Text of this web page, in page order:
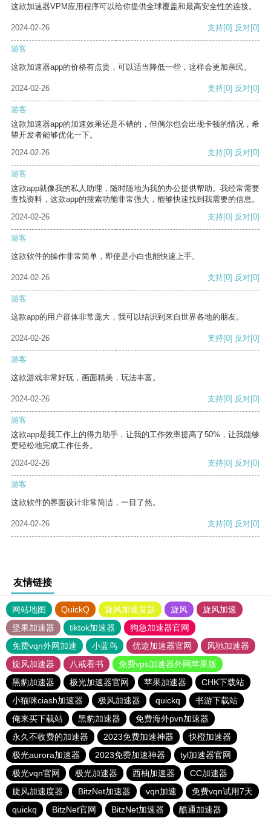
这款加速器VPM应用程序可以给你提供全球覆盖和最高安全性的连接。
2024-02-26 支持[0] 反对[0]
游客
这款加速器app的价格有点贵，可以适当降低一些，这样会更加亲民。
2024-02-26 支持[0] 反对[0]
游客
这款加速器app的加速效果还是不错的，但偶尔也会出现卡顿的情况，希
望开发者能够优化一下。
2024-02-26
支持[0] 反对[0]
游客
这款app就像我的私人助理，随时随地为我的办公提供帮助。我经常需要
查找资料，这款app的搜索功能非常强大，能够快速找到我需要的信息。
2024-02-26
支持[0] 反对[0]
游客
这款软件的操作非常简单，即使是小白也能快速上手。
2024-02-26 支持[0] 反对[0]
游客
这款app的用户群体非常庞大，我可以结识到来自世界各地的朋友。
2024-02-26 支持[0] 反对[0]
游客
这款游戏非常好玩，画面精美，玩法丰富。
2024-02-26 支持[0] 反对[0]
游客
这款app是我工作上的得力助手，让我的工作效率提高了50%，让我能够
更轻松地完成工作任务。
2024-02-26
支持[0] 反对[0]
游客
这款软件的界面设计非常简洁，一目了然。
2024-02-26 支持[0] 反对[0]
友情链接
网站地图 QuickQ 旋风加速度器 旋风
旋风加速
坚果加速器
tiktok加速器
狗急加速器官网
免费vqn外网加速
小蓝鸟 优途加速器官网
风驰加速器
旋风加速器
八戒看书
免费vps加速器外网苹果版
黑豹加速器
极光加速器官网 苹果加速器
CHK下载站
小猫咪ciash加速器
极风加速器 quickq
书游下载站
俺来买下载站
黑豹加速器
免费海外pvn加速器
永久不收费的加速器
2023免费加速神器
快橙加速器
极光aurora加速器
2023免费加速神器
tyl加速器官网
极光vqn官网
极光加速器 西柚加速器
CC加速器
旋风加速度器
BitzNet加速器 vqn加速
免费vqn试用7天
quickq
BitzNet官网 BitzNet加速器 酷通加速器